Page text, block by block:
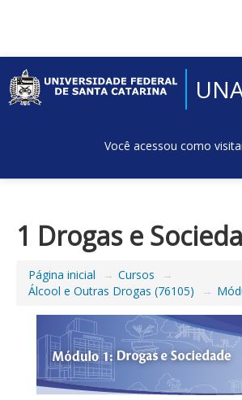
Você acessou como
1 Drogas e
Página inicial → Cursos
→
Álcool e Outras Drogas (76105)
→